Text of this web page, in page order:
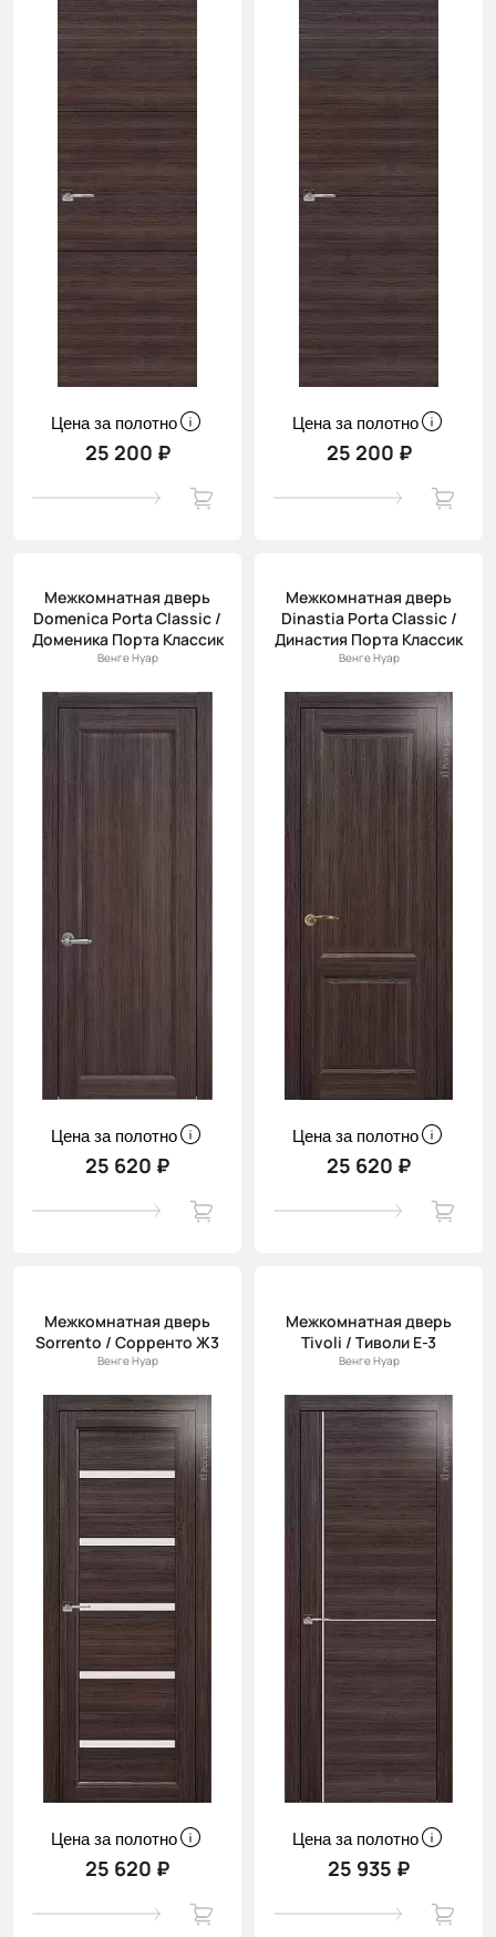
Цена за полотно
25 200 ₽
Цена за полотно
25 200 ₽
Межкомнатная дверь
Domenica Porta Classic /
Доменика Порта Классик
Венге Нуар
Цена за полотно
25 620 ₽
Межкомнатная дверь
Dinastia Porta Classic /
Династия Порта Классик
Венге Нуар
Цена за полотно
25 620 ₽
Межкомнатная дверь
Sorrento / Сорренто Ж3
Венге Нуар
Цена за полотно
25 620 ₽
Межкомнатная дверь
Tivoli / Тиволи Е-3
Венге Нуар
Цена за полотно
25 935 ₽